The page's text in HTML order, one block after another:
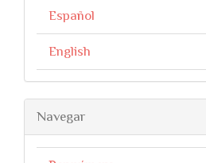
Español
English
Navegar